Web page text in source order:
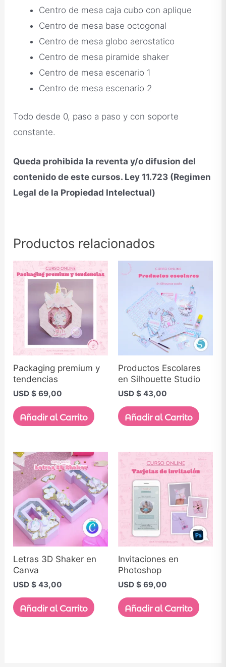
Centro de mesa caja cubo con aplique
Centro de mesa base octogonal
Centro de mesa globo aerostatico
Centro de mesa piramide shaker
Centro de mesa escenario 1
Centro de mesa escenario 2
️Todo desde 0, paso a paso y con soporte
constante.
Queda prohibida la reventa y/o difusion del
contenido de este cursos. Ley 11.723 (Regimen
Legal de la Propiedad Intelectual)
Productos relacionados
Packaging premium y
tendencias
USD $69,00
Añadir al Carrito
Productos Escolares
en Silhouette Studio
USD $ 43,00
Añadir al Carrito
Letras 3D Shaker en
Canva
USD $43,00
Añadir al Carrito
Invitaciones en
Photoshop
USD $ 69,00
Añadir al Carrito